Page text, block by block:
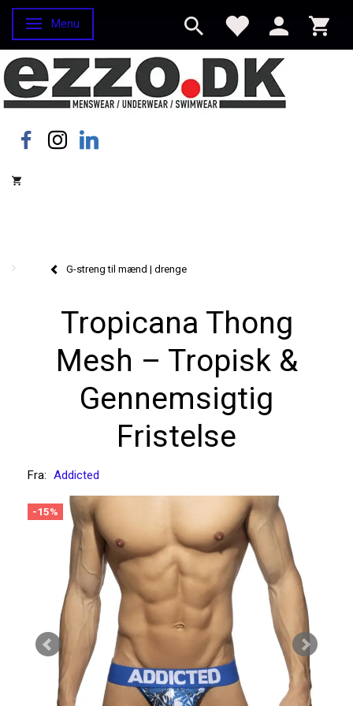
Skifte navigation
Menu
G-streng til mænd | drenge
Tropicana Thong
Mesh – Tropisk &
Gennemsigtig
Fristelse
Fra: Addicted
-15%